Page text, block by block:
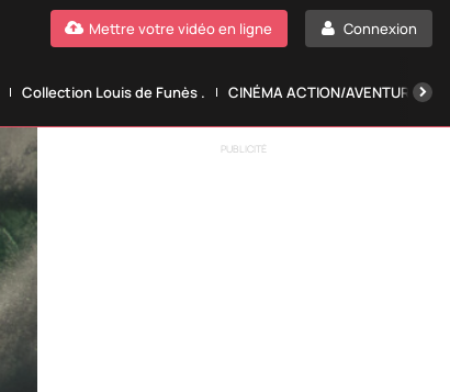
Connexion
Mettre votre vidéo en ligne
Collection Louis de Funès . CINÉMA ACTION/AVENTURE.
PUBLICITÉ